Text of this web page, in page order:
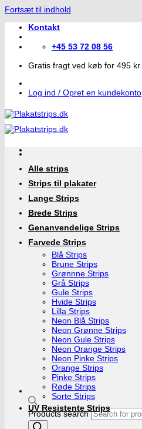
Fortsæt til indhold
Kontakt
+45 53 72 08 56
Gratis fragt ved køb for 495 kr
Log ind / Opret en kundekonto
Products search
Alle strips
Strips til plakater
Lange Strips
Brede Strips
Genanvendelige Strips
Farvede Strips
Blå Strips
Brune Strips
Grønnne Strips
Grå Strips
Gule Strips
Hvide Strips
Lilla Strips
Neon Blå Strips
Neon Grønne Strips
Neon Gule Strips
Neon Orange Strips
Neon Pinke Strips
Orange Strips
Pinke Strips
Røde Strips
Sorte Strips
UV Resistente Strips